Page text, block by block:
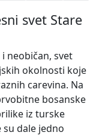
svet Stare
neobičan, svet
okolnosti koje
carevina. Na
bosanske
iz turske
su dale jedno